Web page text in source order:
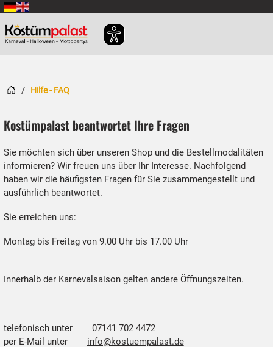
Zum Hauptinhalt springen
Startseite
Hilfe - FAQ
Kostümpalast beantwortet Ihre Fragen
Sie möchten sich über unseren Shop und die Bestellmodalitäten
informieren? Wir freuen uns über Ihr Interesse. Nachfolgend
haben wir die häufigsten Fragen für Sie zusammengestellt und
ausführlich beantwortet.
Sie erreichen uns:
Montag bis Freitag von 9.00 Uhr bis 17.00 Uhr
Innerhalb der Karnevalsaison gelten andere Öffnungszeiten.
telefonisch unter 07141 702 4472
per E-Mail unter info@kostuempalast.de